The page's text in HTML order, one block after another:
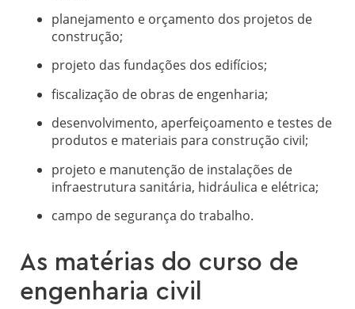
planejamento e orçamento dos projetos de
construção;
projeto das fundações dos edifícios;
fiscalização de obras de engenharia;
desenvolvimento, aperfeiçoamento e testes de
produtos e materiais para construção civil;
projeto e manutenção de instalações de
infraestrutura sanitária, hidráulica e elétrica;
campo de segurança do trabalho.
As matérias do curso de
engenharia civil